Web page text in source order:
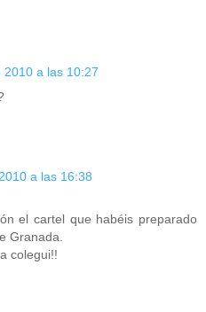
a las 10:27
a las 16:38
el cartel que habéis preparado
Granada.
colegui!!